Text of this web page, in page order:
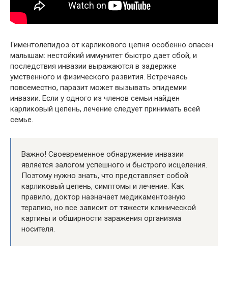
Гиментолепидоз от карликового цепня особенно опасен
малышам: нестойкий иммунитет быстро дает сбой, и
последствия инвазии выражаются в задержке
умственного и физического развития. Встречаясь
повсеместно, паразит может вызывать эпидемии
инвазии. Если у одного из членов семьи найден
карликовый цепень, лечение следует принимать всей
семье.
Важно! Своевременное обнаружение инвазии
является залогом успешного и быстрого исцеления.
Поэтому нужно знать, что представляет собой
карликовый цепень, симптомы и лечение. Как
правило, доктор назначает медикаментозную
терапию, но все зависит от тяжести клинической
картины и обширности заражения организма
носителя.